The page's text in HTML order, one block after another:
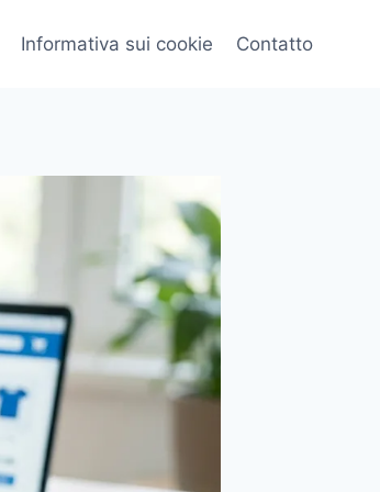
Informativa sui cookie Contatto